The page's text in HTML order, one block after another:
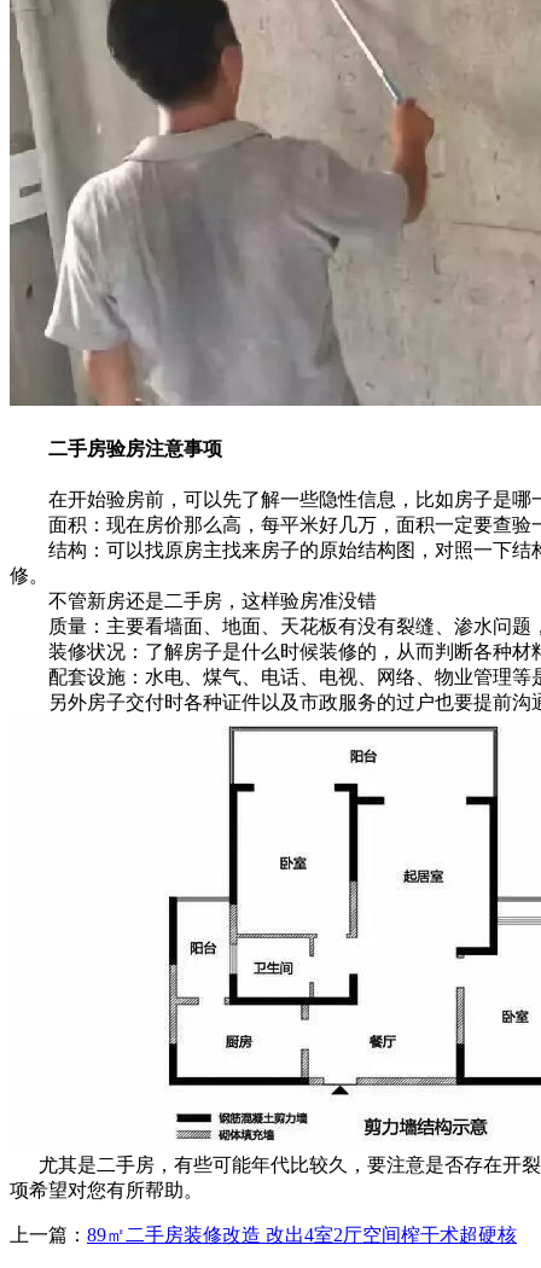
二手房验房注意事项
在开始验房前，可以先了解一些隐性信息，比如房子是哪
面积：现在房价那么高，每平米好几万，面积一定要查验
结构：可以找原房主找来房子的原始结构图，对照一下结
修。
不管新房还是二手房，这样验房准没错
质量：主要看墙面、地面、天花板有没有裂缝、渗水问题
装修状况：了解房子是什么时候装修的，从而判断各种材
配套设施：水电、煤气、电话、电视、网络、物业管理等
另外房子交付时各种证件以及市政服务的过户也要提前沟
尤其是二手房，有些可能年代比较久，要注意是否存在开
项希望对您有所帮助。
上一篇： 89㎡二手房装修改造 改出4室2厅空间榨干术超硬核